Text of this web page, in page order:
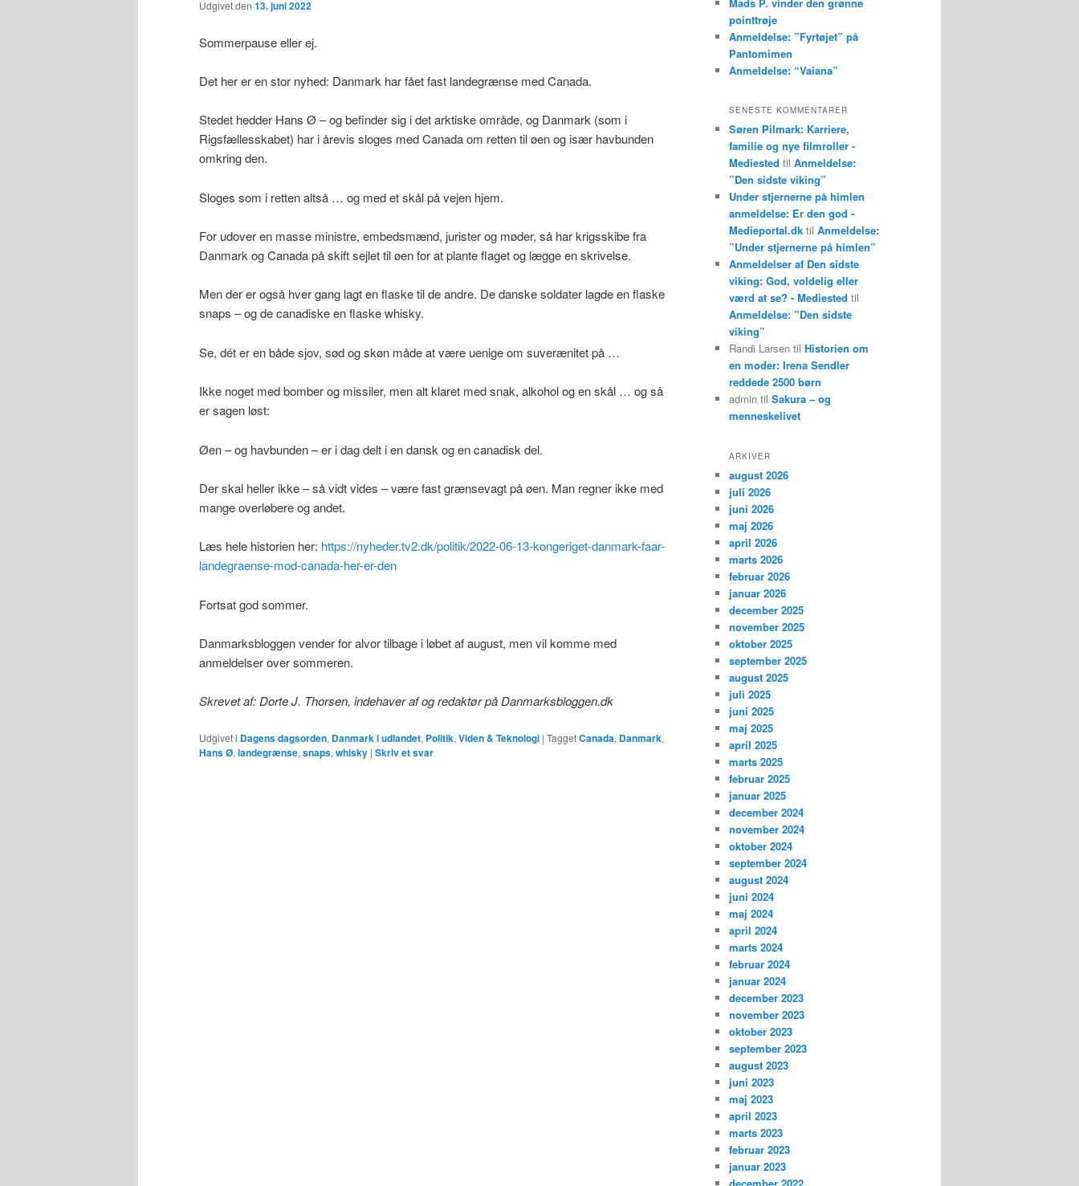
Udgivet den 13. juni 2022
Sommerpause eller ej.
Det her er en stor nyhed: Danmark har fået fast landegrænse med Canada.
Stedet hedder Hans Ø – og befinder sig i det arktiske område, og Danmark (som i
Rigsfællesskabet) har i årevis sloges med Canada om retten til øen og især havbunden
omkring den.
Sloges som i retten altså … og med et skål på vejen hjem.
For udover en masse ministre, embedsmænd, jurister og møder, så har krigsskibe fra
Danmark og Canada på skift sejlet til øen for at plante flaget og lægge en skrivelse.
Men der er også hver gang lagt en flaske til de andre. De danske soldater lagde en flaske
snaps – og de canadiske en flaske whisky.
Se, dét er en både sjov, sød og skøn måde at være uenige om suverænitet på …
Ikke noget med bomber og missiler, men alt klaret med snak, alkohol og en skål … og så
er sagen løst:
Øen – og havbunden – er i dag delt i en dansk og en canadisk del.
Der skal heller ikke – så vidt vides – være fast grænsevagt på øen. Man regner ikke med
mange overløbere og andet.
Læs hele historien her: https://nyheder.tv2.dk/politik/2022-06-13-kongeriget-danmark-faar-
landegraense-mod-canada-her-er-den
Fortsat god sommer.
Danmarksbloggen vender for alvor tilbage i løbet af august, men vil komme med
anmeldelser over sommeren.
Skrevet af: Dorte J. Thorsen, indehaver af og redaktør på Danmarksbloggen.dk
Udgivet i Dagens dagsorden, Danmark i udlandet, Politik, Viden & Teknologi | TaggetCanada, Danmark,
Hans Ø, landegrænse, snaps, whisky | Skriv et svar
pointtrøje
Anmeldelse: ”Fyrtøjet” på
Pantomimen
Anmeldelse: “Vaiana”
SENESTE KOMMENTARER
Søren Pilmark: Karriere,
familie og nye filmroller -
Mediested til Anmeldelse:
”Den sidste viking”
Under stjernerne på himlen
anmeldelse: Er den god -
Medieportal.dk til Anmeldelse:
”Under stjernerne på himlen”
Anmeldelser af Den sidste
viking: God, voldelig eller
værd at se? - Mediested til
Anmeldelse: ”Den sidste
viking”
Randi Larsen til Historien om
en moder: Irena Sendler
reddede 2500 børn
admin til Sakura – og
menneskelivet
ARKIVER
august 2026
juli 2026
juni 2026
maj 2026
april 2026
marts 2026
februar 2026
januar 2026
december 2025
november 2025
oktober 2025
september 2025
august 2025
juli 2025
juni 2025
maj 2025
april 2025
marts 2025
februar 2025
januar 2025
december 2024
november 2024
oktober 2024
september 2024
august 2024
juni 2024
maj 2024
april 2024
marts 2024
februar 2024
januar 2024
december 2023
november 2023
oktober 2023
september 2023
august 2023
juni 2023
maj 2023
april 2023
marts 2023
februar 2023
januar 2023
december 2022